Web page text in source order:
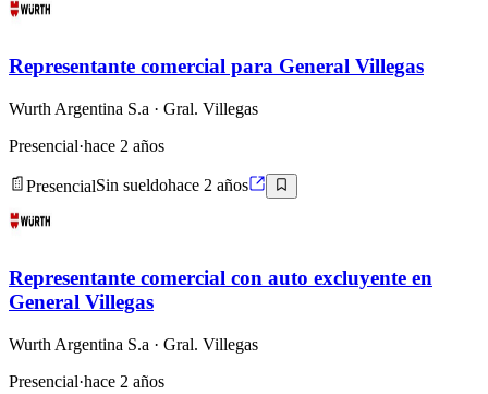
Representante comercial para General Villegas
Wurth Argentina S.a · Gral. Villegas
Presencial·hace 2 años
PresencialSin sueldohace 2 años
Representante comercial con auto excluyente en
General Villegas
Wurth Argentina S.a · Gral. Villegas
Presencial·hace 2 años